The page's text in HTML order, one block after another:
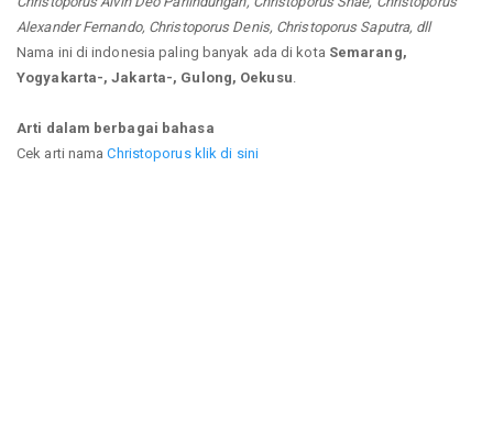
Alexander Fernando, Christoporus Denis, Christoporus Saputra, dll
Nama ini di indonesia paling banyak ada di kota Semarang,
Yogyakarta-, Jakarta-, Gulong, Oekusu
Arti dalam berbagai bahasa
Cek arti namaChristoporus klik di sini